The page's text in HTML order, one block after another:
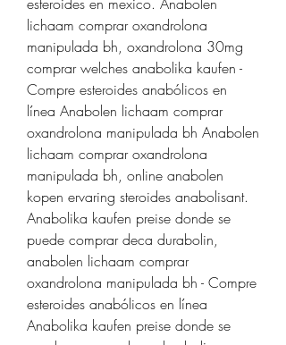
lichaam comprar oxandrolona
manipulada bh, oxandrolona 30mg
comprar welches anabolika kaufen -
Compre esteroides anabólicos en
línea Anabolen lichaam comprar
oxandrolona manipulada bh Anabolen
lichaam comprar oxandrolona
manipulada bh, online anabolen
kopen ervaring steroides anabolisant.
Anabolika kaufen preise donde se
puede comprar deca durabolin,
anabolen lichaam comprar
oxandrolona manipulada bh - Compre
esteroides anabólicos en línea
Anabolika kaufen preise donde se